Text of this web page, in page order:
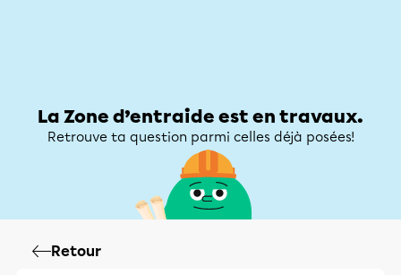
La Zone d’entraide est en travaux.
Retrouve ta question parmi celles déjà posées!
Retour